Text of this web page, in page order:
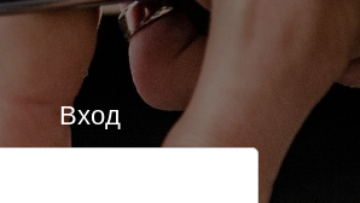
Вход